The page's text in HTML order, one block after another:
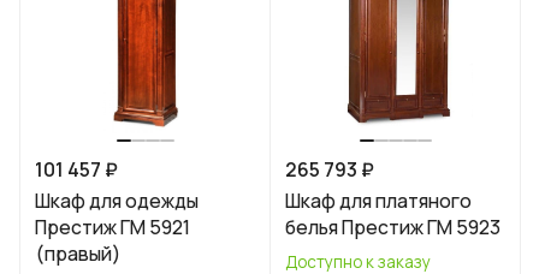
101 457 ₽
Шкаф для одежды
Престиж ГМ 5921
(правый)
265 793 ₽
Шкаф для платяного
белья Престиж ГМ 5923
Доступно к заказу